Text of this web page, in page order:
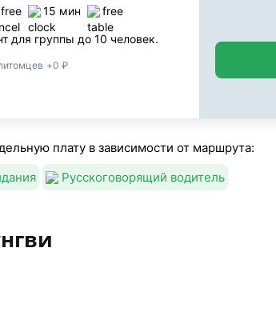
free 15 мин free
для группы до 10 человек.
+0 ₽
плату в зависимости от маршрута:
Русскоговорящий водитель